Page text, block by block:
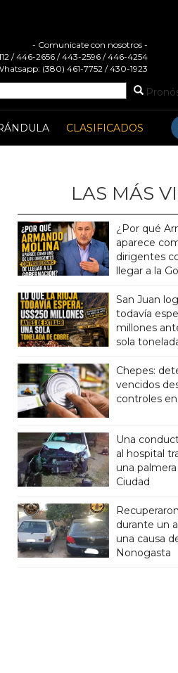
- Comunicate con nosotros -
/ 446-2656 / 443-2596 / 446-4254
(380) 461-7752 / 430-1923
CLASIFICADOS
LAS MÁS
¿Por qué
aparece
dirigentes
llegar a la
San Juan
todavía
millones
sola
Chepes:
vencidos
controles
Una
al hospital
una
Ciudad
durante un
una causa
Nonogasta